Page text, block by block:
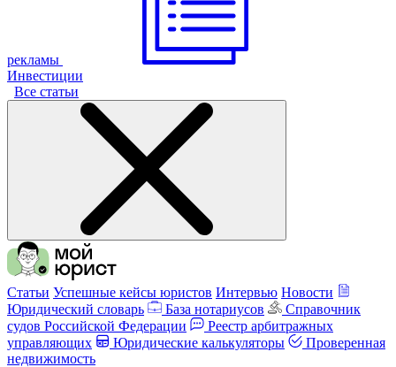
рекламы
Инвестиции
Все статьи
Статьи Успешные кейсы юристов Интервью Новости
Юридический словарь
База нотариусов
Справочник
судов Российской Федерации
Реестр арбитражных
управляющих
Юридические калькуляторы
Проверенная
недвижимость